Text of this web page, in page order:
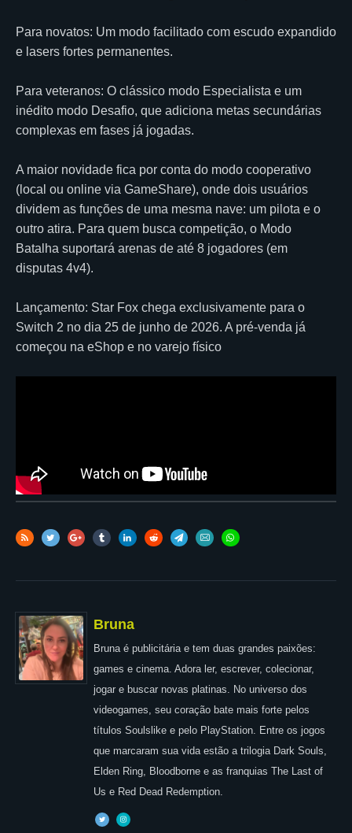
Para novatos: Um modo facilitado com escudo expandido
e lasers fortes permanentes.
Para veteranos: O clássico modo Especialista e um
inédito modo Desafio, que adiciona metas secundárias
complexas em fases já jogadas.
A maior novidade fica por conta do modo cooperativo
(local ou online via GameShare), onde dois usuários
dividem as funções de uma mesma nave: um pilota e o
outro atira. Para quem busca competição, o Modo
Batalha suportará arenas de até 8 jogadores (em
disputas 4v4).
Lançamento: Star Fox chega exclusivamente para o
Switch 2 no dia 25 de junho de 2026. A pré-venda já
começou na eShop e no varejo físico
Bruna
Bruna é publicitária e tem duas grandes paixões:
games e cinema. Adora ler, escrever, colecionar,
jogar e buscar novas platinas. No universo dos
videogames, seu coração bate mais forte pelos
títulos Soulslike e pelo PlayStation. Entre os jogos
que marcaram sua vida estão a trilogia Dark Souls,
Elden Ring, Bloodborne e as franquias The Last of
Us e Red Dead Redemption.